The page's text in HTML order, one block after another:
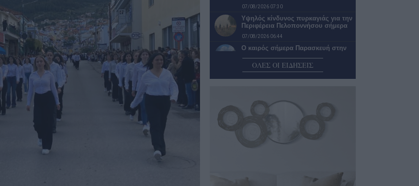
07/08/2026 07:30
Υψηλός κίνδυνος πυρκαγιάς για την
Περιφέρεια Πελοποννήσου σήμερα
07/08/2026 06:44
Ο καιρός σήμερα Παρασκευή στην
07/08/2026 06:38
Αναβλήθηκε η επαναπροκήρυξη του
Από τον Πόντιο Πιλάτο… στα
«σπιτάκια» της ανακύκλωσης
06/08/2026 22:02
ΟΛΕΣ ΟΙ ΕΙΔΗΣΕΙΣ